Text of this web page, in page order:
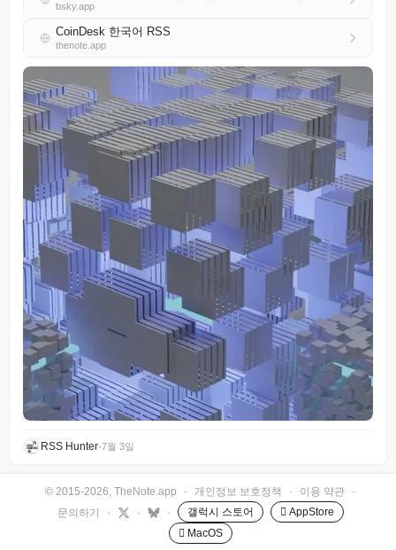
bsky.app
CoinDesk 한국어 RSS
thenote.app
RSS Hunter•7월 3일
© 2015-2026, TheNote.app · 개인정보 보호정책 · 이용 약관
·
문의하기
· · · 갤럭시 스토어
 AppStore
 MacOS